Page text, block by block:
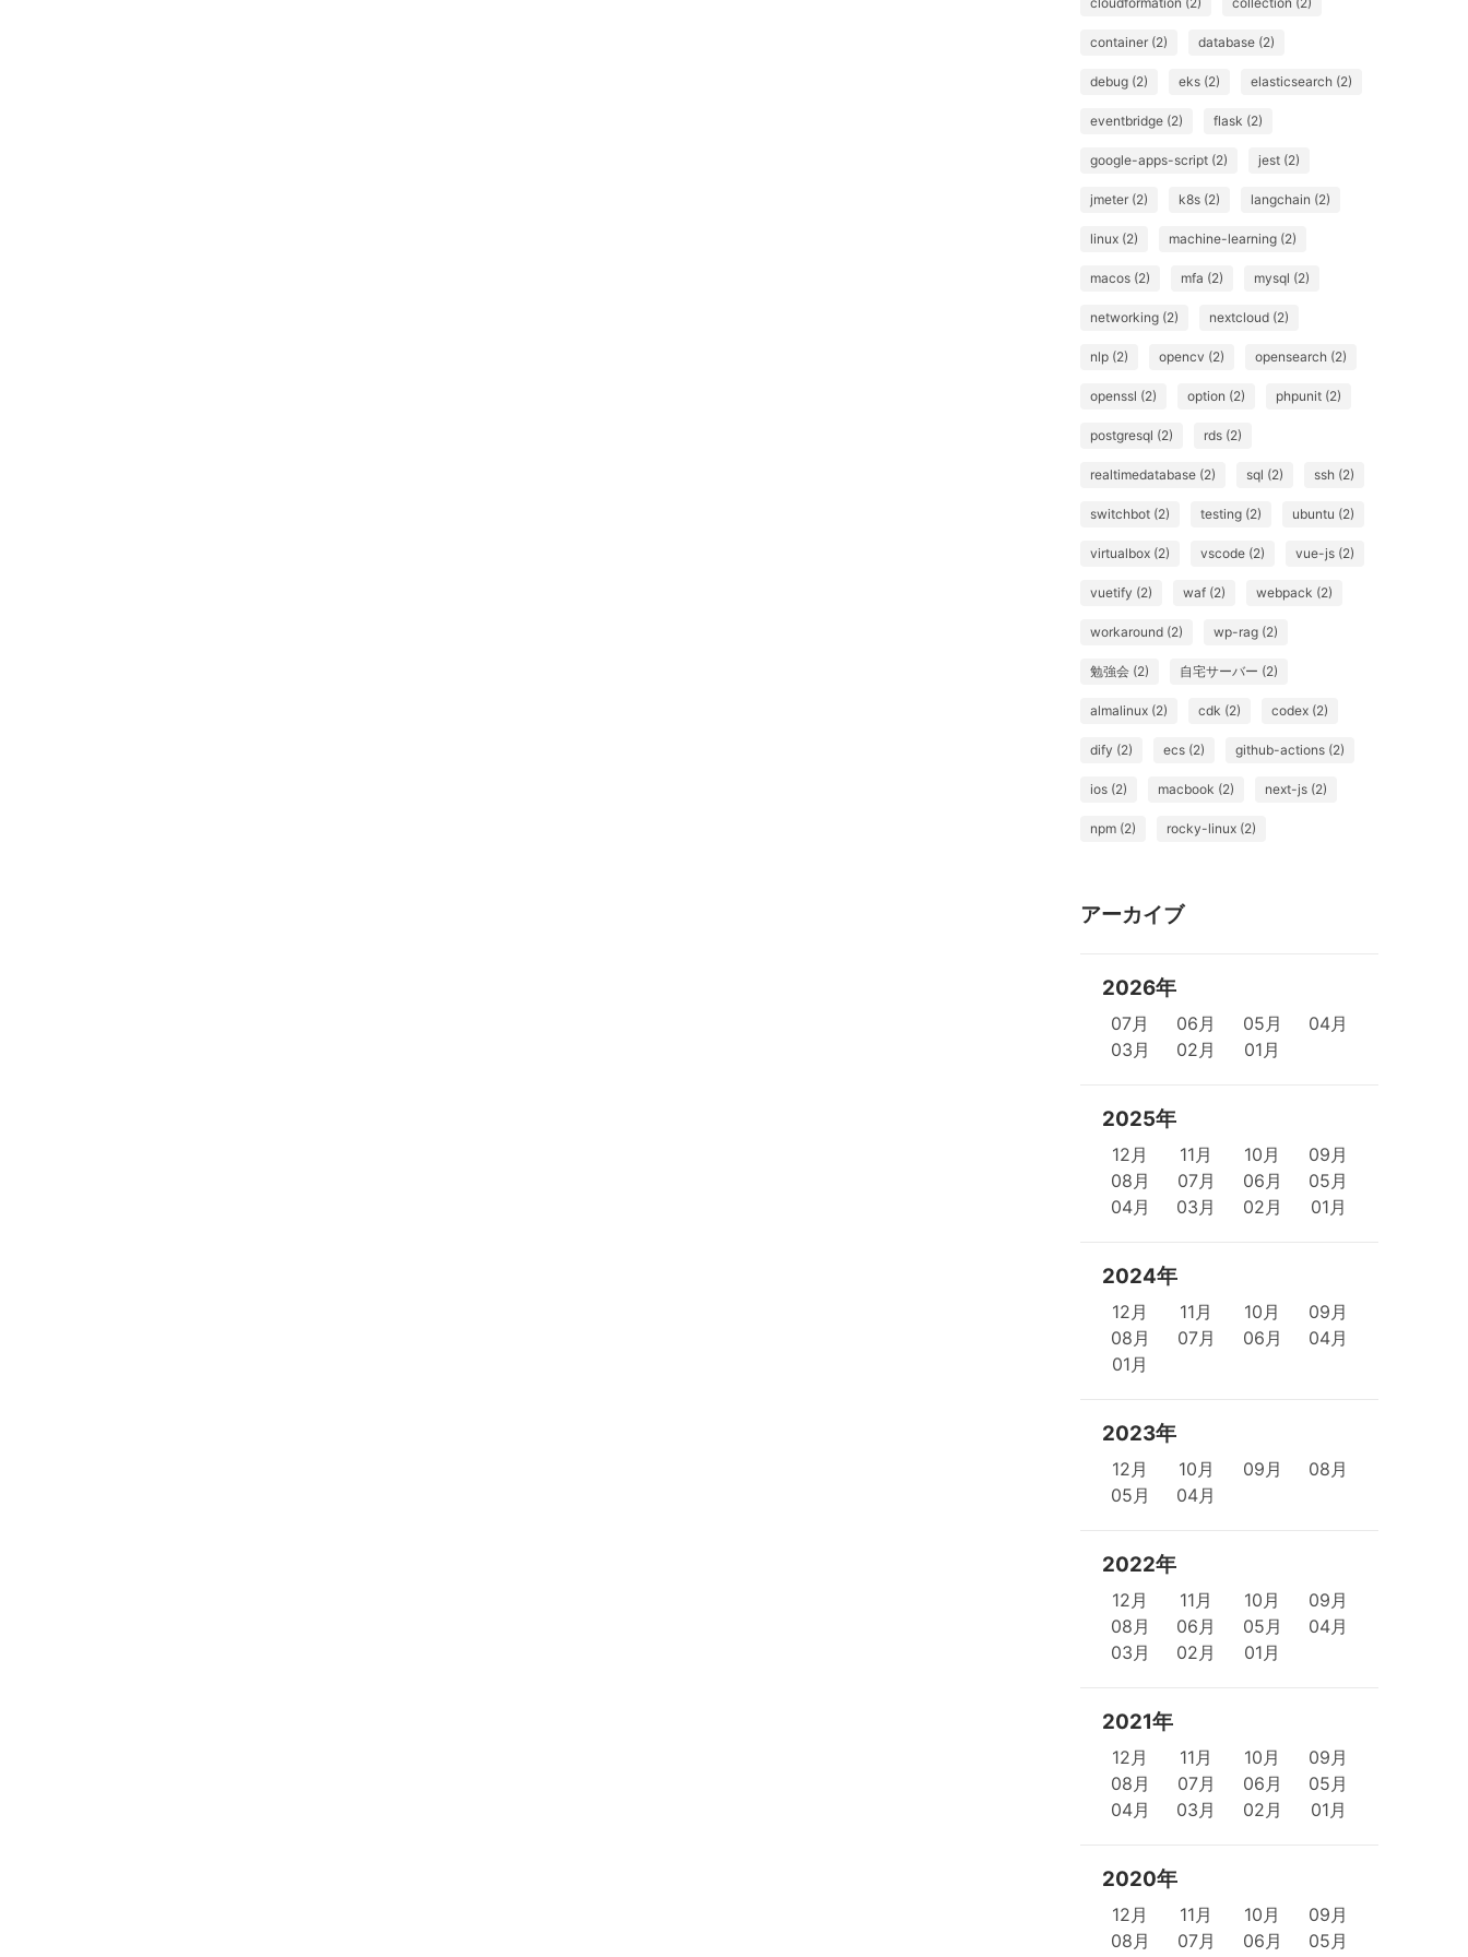
container (2) database (2)
debug (2) eks (2) elasticsearch (2)
eventbridge (2) flask (2)
google-apps-script (2) jest (2)
jmeter (2) k8s (2) langchain (2)
linux (2) machine-learning (2)
macos (2) mfa (2) mysql (2)
networking (2) nextcloud (2)
nlp (2) opencv (2) opensearch (2)
openssl (2) option (2) phpunit (2)
postgresql (2) rds (2)
realtimedatabase (2) sql (2) ssh (2)
switchbot (2) testing (2) ubuntu (2)
virtualbox (2) vscode (2) vue-js (2)
vuetify (2) waf (2) webpack (2)
workaround (2) wp-rag (2)
勉強会 (2) 自宅サーバー (2)
almalinux (2) cdk (2) codex (2)
dify (2) ecs (2) github-actions (2)
ios (2) macbook (2) next-js (2)
npm (2) rocky-linux (2)
アーカイブ
2026年
07月 06月 05月
04月
03月
02月 01月
2025年
12月 11月 10月
09月
08月
07月 06月
05月
04月
03月 02月 01月
2024年
12月 11月 10月
09月
08月
07月 06月
04月
01月
2023年
12月 10月 09月
08月
05月
04月
2022年
12月 11月 10月
09月
08月
06月 05月
04月
03月
02月 01月
2021年
12月 11月 10月
09月
08月
07月 06月
05月
04月
03月 02月 01月
2020年
12月 11月 10月
09月
08月
07月 06月
05月